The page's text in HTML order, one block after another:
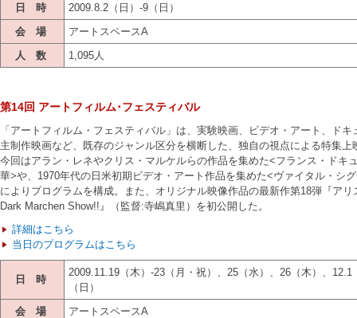
日 時
2009.8.2（日）-9（日）
会 場
アートスペースA
人 数
1,095人
第14回 アートフィルム･フェスティバル
「アートフィルム・フェスティバル」は、実験映画、ビデオ・アート、ドキ
主制作映画など、既存のジャンル区分を横断した、独自の視点による特集上
今回はアラン・レネやクリス・マルケルらの作品を集めた<フランス・ドキ
華>や、1970年代の日米初期ビデオ・アート作品を集めた<ヴァイタル・シ
によりプログラムを構成。また、オリジナル映像作品の最新作第18弾『アリ
Dark Marchen Show!!』（監督:寺嶋真里）を初公開した。
詳細はこちら
当日のプログラムはこちら
日 時
2009.11.19（木）-23（月・祝）、25（水）、26（木）、12.1
（日）
会 場
アートスペースA